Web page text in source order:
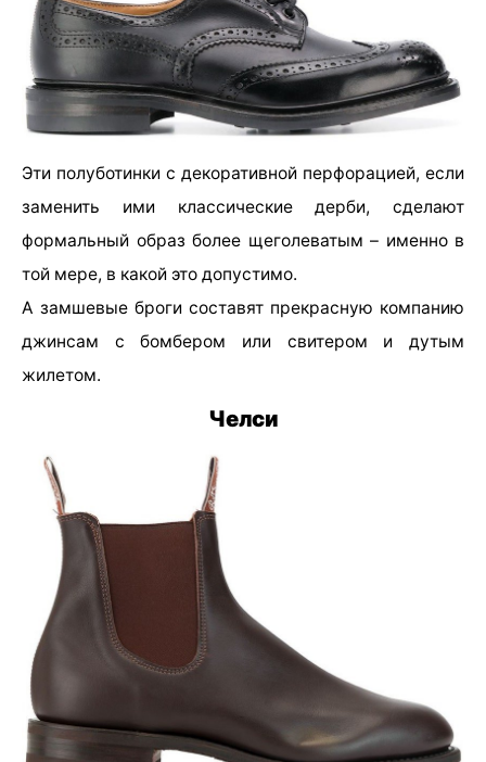
Эти полуботинки с декоративной перфорацией, если
заменить ими классические дерби, сделают
формальный образ более щеголеватым – именно в
той мере, в какой это допустимо.
А замшевые броги составят прекрасную компанию
джинсам с бомбером или свитером и дутым
жилетом.
Челси